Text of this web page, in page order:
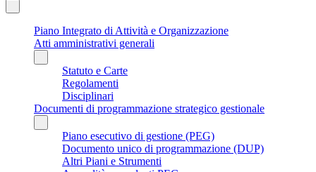
Piano Integrato di Attività e Organizzazione
Atti amministrativi generali
Statuto e Carte
Regolamenti
Disciplinari
Documenti di programmazione strategico gestionale
Piano esecutivo di gestione (PEG)
Documento unico di programmazione (DUP)
Altri Piani e Strumenti